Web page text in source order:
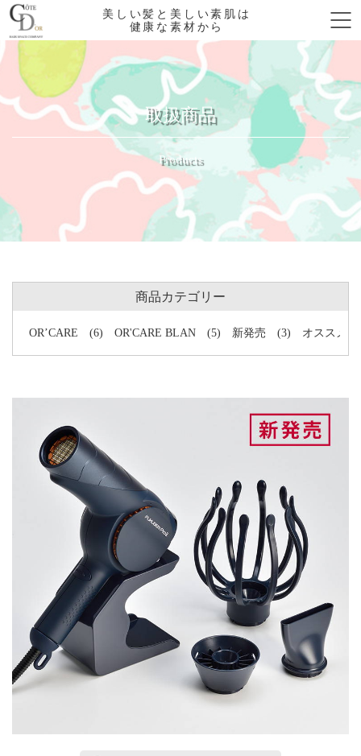
美しい髪と美しい素肌は
健康な素材から
取扱商品
Products
商品カテゴリー
OR’CARE (6) OR'CARE BLAN (5) 新発売 (3) オススメ